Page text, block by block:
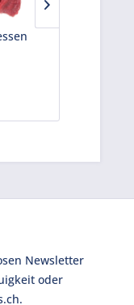
Newsletter
oder